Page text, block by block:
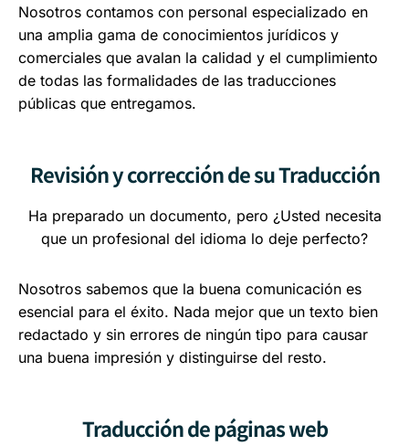
Nosotros contamos con personal especializado en
una amplia gama de conocimientos jurídicos y
comerciales que avalan la calidad y el cumplimiento
de todas las formalidades de las traducciones
públicas que entregamos.
Revisión y corrección de su Traducción
Ha preparado un documento, pero ¿Usted necesita
que un profesional del idioma lo deje perfecto?
Nosotros sabemos que la buena comunicación es
esencial para el éxito. Nada mejor que un texto bien
redactado y sin errores de ningún tipo para causar
una buena impresión y distinguirse del resto.
Traducción de páginas web